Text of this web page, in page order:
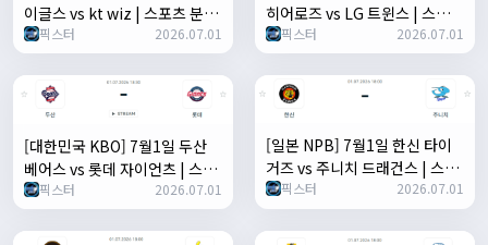
이글스 vs kt wiz | 스포츠 분석
무료 중계 토친놈
픽스터 2026.07.01
히어로즈 vs LG 트윈스 | 스포츠
분석 무료 중계 토친놈
픽스터 2026.07.01
[대한민국 KBO] 7월1일 두산
베어스 vs 롯데 자이언츠 | 스포
츠 분석 무료 중계 토친놈
픽스터 2026.07.01
[일본 NPB] 7월1일 한신 타이
거즈 vs 주니치 드래건스 | 스포
츠 분석 무료 중계 토친놈
픽스터 2026.07.01